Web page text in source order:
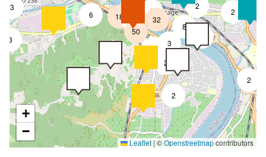
2
2
2
2
2
8
3
3
6 18
2
8
3
50
32
+
−
Leaflet| ©Openstreetmapcontributors